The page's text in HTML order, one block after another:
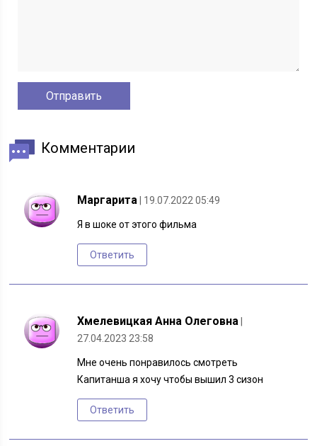
Комментарии
Маргарита | 19.07.2022 05:49
Я в шоке от этого фильма
Ответить
Хмелевицкая Анна Олеговна
27.04.2023 23:58
Мне очень понравилось смотреть
Капитанша я хочу чтобы вышил 3 сизон
Ответить